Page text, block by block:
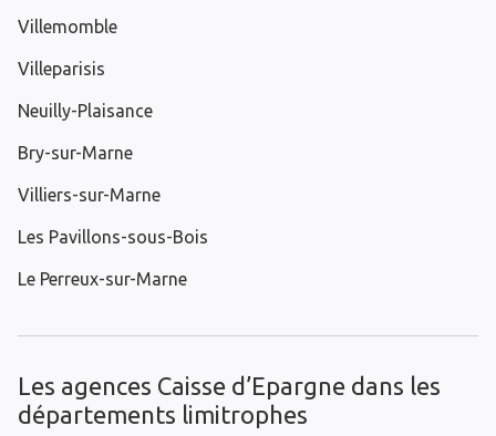
Villemomble
Villeparisis
Neuilly-Plaisance
Bry-sur-Marne
Villiers-sur-Marne
Les Pavillons-sous-Bois
Le Perreux-sur-Marne
Les agences Caisse d’Epargne dans les
départements limitrophes